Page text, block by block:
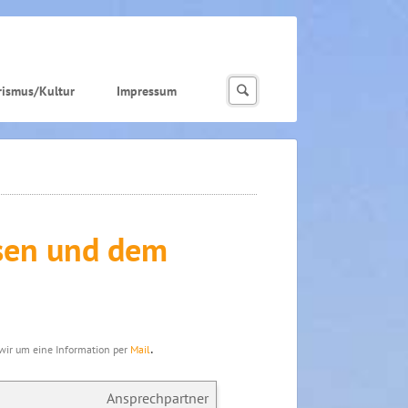
Kultur Impressum
und dem
um eine Information per Mail.
Ansprechpartner